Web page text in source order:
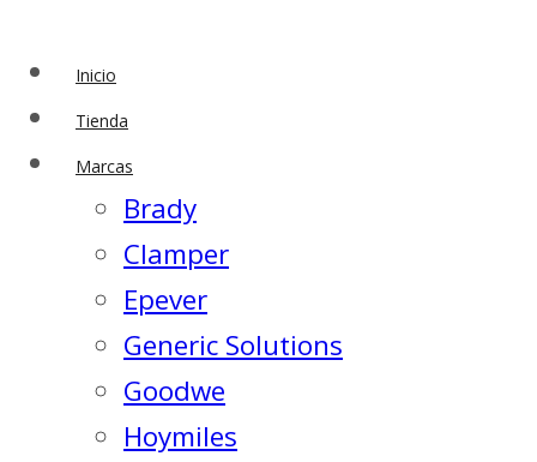
Inicio
Tienda
Marcas
Brady
Clamper
Epever
Generic Solutions
Goodwe
Hoymiles